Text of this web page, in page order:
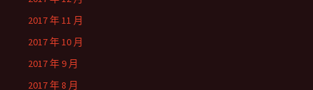
2017 年 11 月
2017 年 10 月
2017 年 9 月
2017 年 8 月